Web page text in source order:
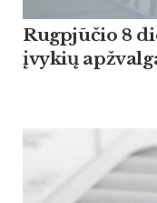
Rugpjūčio 8
įvykių